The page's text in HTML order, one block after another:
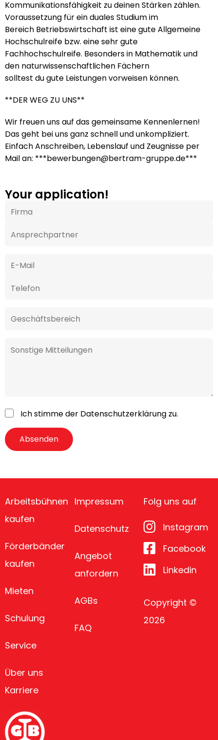
Kommunikationsfähigkeit zu deinen Stärken zählen.
Voraussetzung für ein duales Studium im
Bereich Betriebswirtschaft ist eine gute Allgemeine
Hochschulreife bzw. eine sehr gute
Fachhochschulreife. Besonders in Mathematik und
den naturwissenschaftlichen Fächern
solltest du gute Leistungen vorweisen können.
**DER WEG ZU UNS**
Wir freuen uns auf das gemeinsame Kennenlernen!
Das geht bei uns ganz schnell und unkompliziert.
Einfach Anschreiben, Lebenslauf und Zeugnisse per
Mail an: ***bewerbungen@bertram-gruppe.de***
Your application!
Ich stimme der Datenschutzerklärung zu.
Arbeitsbühnen
kaufen
Förderbänder
kaufen
Mieten
Schulung
Service
Über uns
Karriere
Impressum
Datenschutz
Angebot
anfordern
AGBs
FAQ
Folg uns auf
Instagram
Facebook
Linkedin
Copyright ©
2026